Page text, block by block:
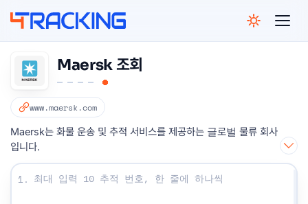
Maersk 조회
www.maersk.com
Maersk는 화물 운송 및 추적 서비스를 제공하는 글로벌 물류 회사
입니다.
조회 번호를 입력하십시오 :
1.